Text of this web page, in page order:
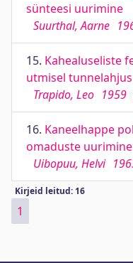
sünteesi uurimine
Suurthal, Aarne
15. Kahealuseliste
utmisel
Trapido, Leo 1959
16. Kaneelhappe
omaduste uurimine
Uibopuu, Helvi
Kirjeid leitud: 16
1